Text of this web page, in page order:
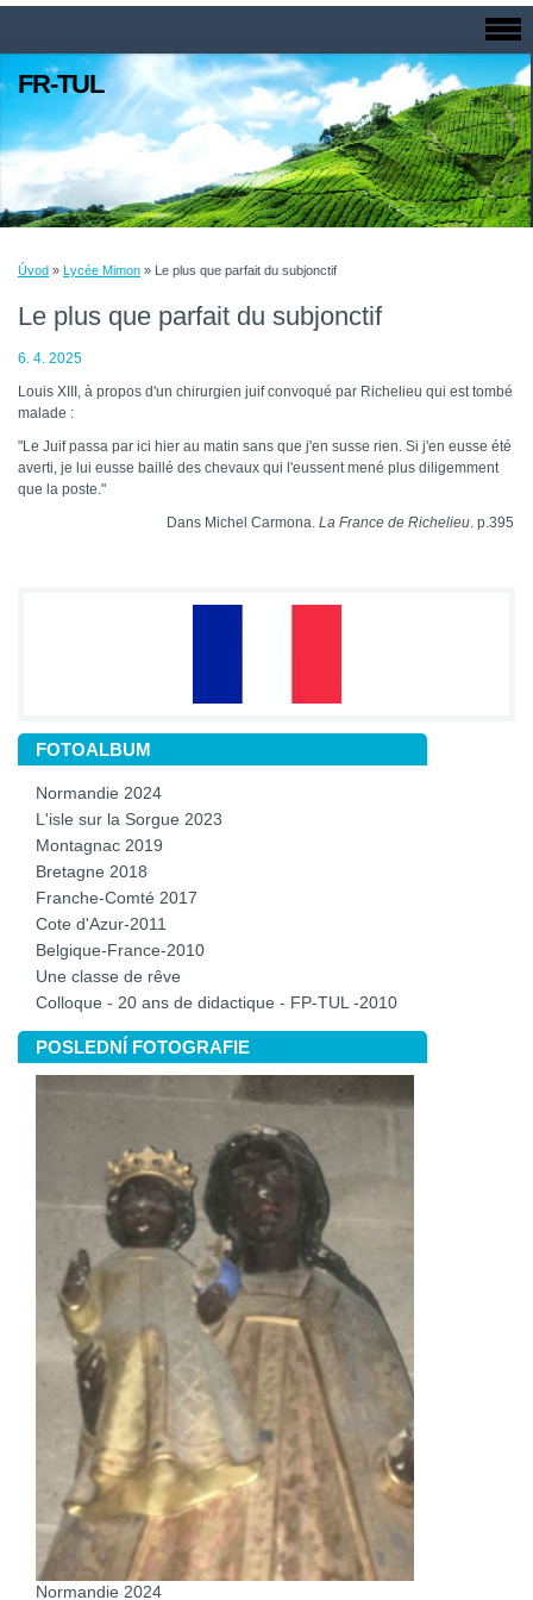
FR-TUL
Úvod » Lycée Mimon » Le plus que parfait du subjonctif
Le plus que parfait du subjonctif
6. 4. 2025
Louis XIII, à propos d'un chirurgien juif convoqué par Richelieu qui est tombé
malade :
"Le Juif passa par ici hier au matin sans que j'en susse rien. Si j'en eusse été
averti, je lui eusse baillé des chevaux qui l'eussent mené plus diligemment
que la poste."
Dans Michel Carmona. La France de Richelieu. p.395
FOTOALBUM
Normandie 2024
L'isle sur la Sorgue 2023
Montagnac 2019
Bretagne 2018
Franche-Comté 2017
Cote d'Azur-2011
Belgique-France-2010
Une classe de rêve
Colloque - 20 ans de didactique - FP-TUL -2010
POSLEDNÍ FOTOGRAFIE
Normandie 2024